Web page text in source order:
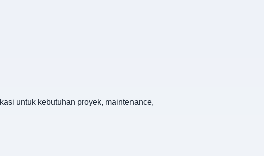
untuk kebutuhan proyek, maintenance,